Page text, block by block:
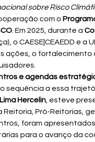
sobre Risco
com o
. Em 2025, durante a
o CAESE|CEAEDD e
ações, o fortalecimento
e agendas
sequência a essa
Hercelin , esteve
Reitoria, Pró-Reitorias,
foram
para o avanço da